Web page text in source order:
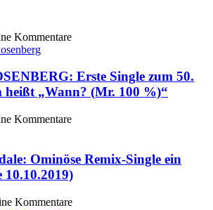
Kommentare
Erste Single zum 50.
„Wann? (Mr. 100 %)“
Kommentare
Ominöse Remix-Single ein
Kommentare